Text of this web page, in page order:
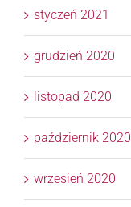
styczeń 2021
grudzień 2020
listopad 2020
październik 2020
wrzesień 2020